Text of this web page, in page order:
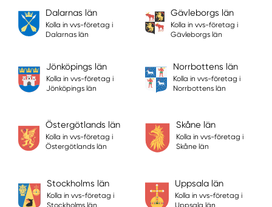
Dalarnas län
Kolla in vvs-företag i
Dalarnas län
Gävleborgs län
Kolla in vvs-företag i
Gävleborgs län
Jönköpings län
Kolla in vvs-företag i
Jönköpings län
Norrbottens län
Kolla in vvs-företag i
Norrbottens län
Östergötlands län
Kolla in vvs-företag i
Östergötlands län
Skåne län
Kolla in vvs-företag i
Skåne län
Stockholms län
Kolla in vvs-företag i
Uppsala län
Kolla in vvs-företag i